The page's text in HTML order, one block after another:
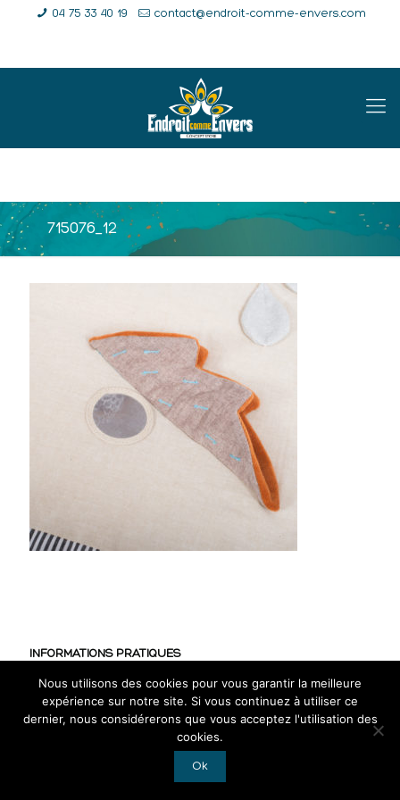
04 75 33 40 19 contact@endroit-comme-envers.com
715076_12
INFORMATIONS PRATIQUES
CGV
Mentions légales
Nous utilisons des cookies pour vous garantir la meilleure
expérience sur notre site. Si vous continuez à utiliser ce
dernier, nous considérerons que vous acceptez l'utilisation des
cookies.
Ok